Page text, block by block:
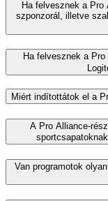
Ha felvesznek a Pro
szponzorál, illetve
Ha felvesznek a
Miért indítottátok el a
A Pro Alliance-
Van programotok